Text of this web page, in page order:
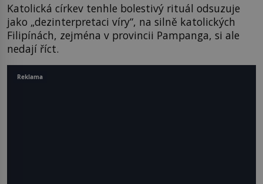
Katolická církev tenhle bolestivý rituál odsuzuje
jako „dezinterpretaci víry“, na silně katolických
Filipínách, zejména v provincii Pampanga, si ale
nedají říct.
Reklama